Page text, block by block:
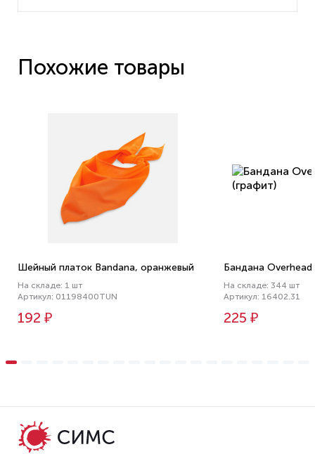
Похожие товары
Шейный платок Bandana, оранжевый
На складе: 1 шт
Артикул: 01198400TUN
192 ₽
Бандана
На складе: 344 шт
Артикул: 16402.31
225 ₽